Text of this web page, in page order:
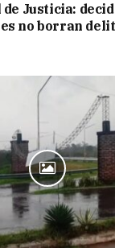
Justicia:
no borran